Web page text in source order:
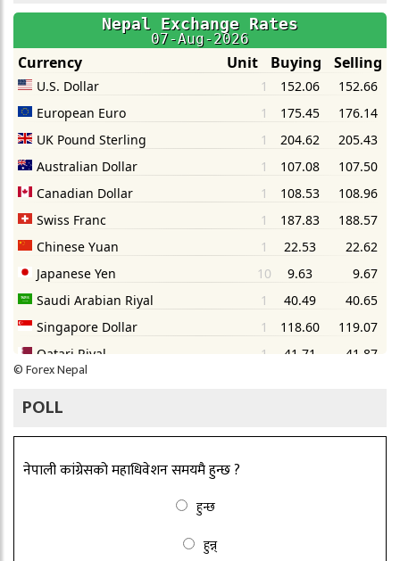
©Forex Nepal
POLL
नेपाली कांग्रेसको महाधिवेशन समयमै हुन्छ ?
हुन्छ
हुन्न्